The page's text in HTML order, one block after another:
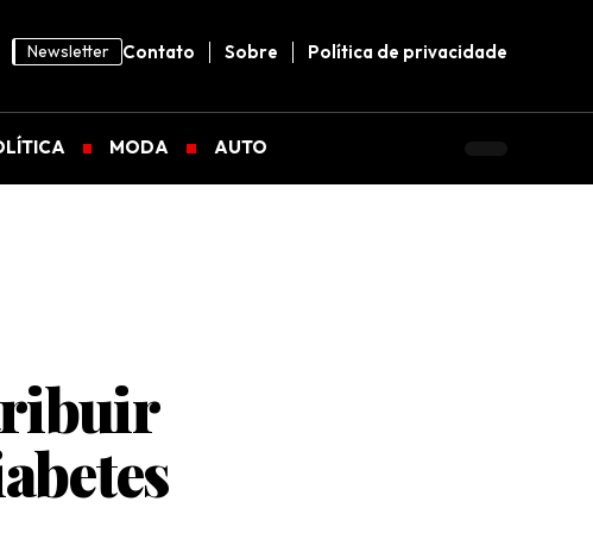
Newsletter Contato Sobre Política de privacidade
MODA AUTO